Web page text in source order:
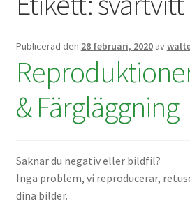
Bärremmar
Fjärrkontroller
Väskor
Publicerad den 28 februari, 2020 av
& Färgläggning
Saknar du negativ eller bildfil?
Inga problem, vi reproducerar,
dina bilder.